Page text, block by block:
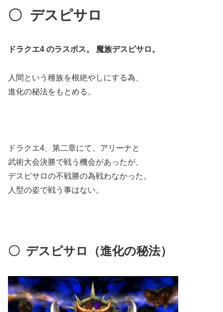
〇 デスピサロ
ドラクエ4 のラスボス。 魔族デスピサロ。
人間という種族を根絶やしにする為、
進化の秘法をもとめる。
ドラクエ4、第二章にて、アリーナと
武術大会決勝で戦う機会があったが、
デスピサロの不戦勝の為戦わなかった。
人型の姿で戦う事はない。
〇 デスピサロ（進化の秘法）